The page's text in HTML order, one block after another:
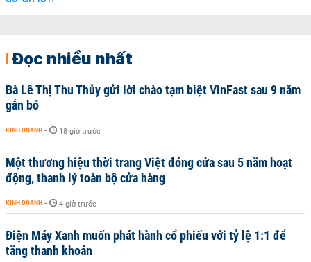
Đọc nhiều nhất
Bà Lê Thị Thu Thủy gửi lời chào tạm biệt VinFast sau 9 năm
gắn bó
KINH DOANH - 18 giờ trước
Một thương hiệu thời trang Việt đóng cửa sau 5 năm hoạt
động, thanh lý toàn bộ cửa hàng
KINH DOANH - 4 giờ trước
Điện Máy Xanh muốn phát hành cổ phiếu với tỷ lệ 1:1 để
tăng thanh khoản